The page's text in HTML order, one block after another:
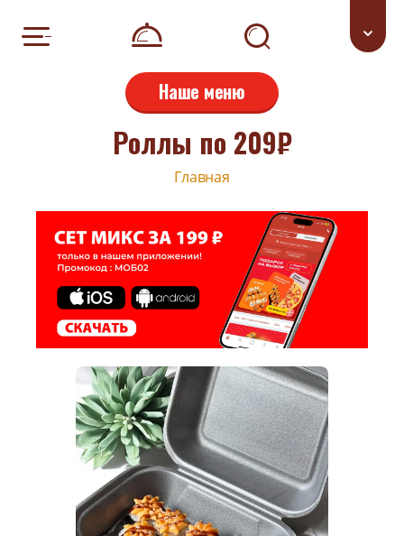
Наше меню
Роллы по 209₽
Главная